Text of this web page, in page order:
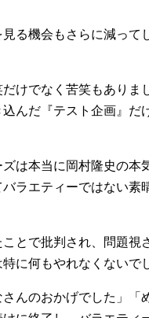
る機会もさらに減って
けでなく苦笑もありま
んだ『テスト企画』だ
は本当に岡村隆史の本
ラエティーではない素
とで批判され、問題視
に何もやれなくないで
さんのおかげでした」「